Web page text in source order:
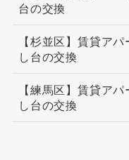
台の交換
【杉並区】賃貸ア
し台の交換
【練馬区】賃貸ア
し台の交換